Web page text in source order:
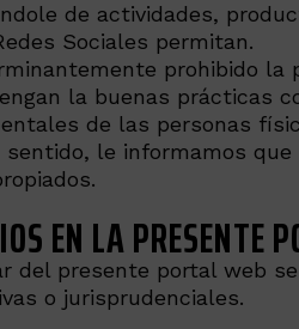
de actividades,
Sociales permitan.
prohibido la
la buenas prácticas
de las personas
sentido, le informamos
EN LA PRESENTE
del presente portal web
o jurisprudenciales.